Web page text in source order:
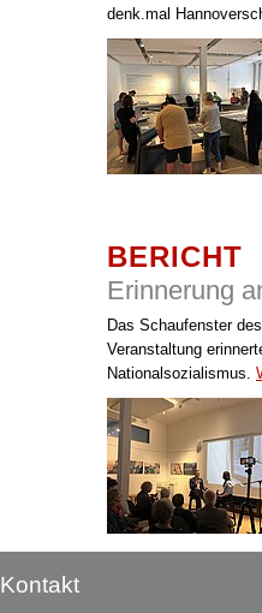
denk.mal
BERICHT
Erinnerung
Das Schaufenster
Veranstaltung
Nationalsozialismus.
Kontakt